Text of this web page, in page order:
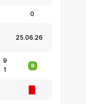
0
25.06.26
9
1
В